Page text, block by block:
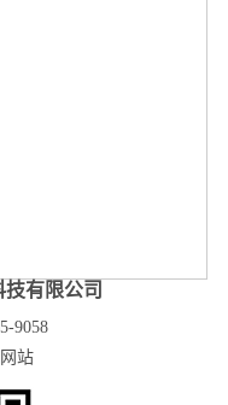
有限公司
9058
站